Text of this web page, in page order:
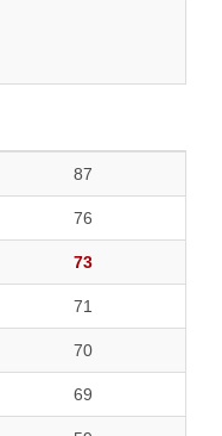
87
76
73
71
70
69